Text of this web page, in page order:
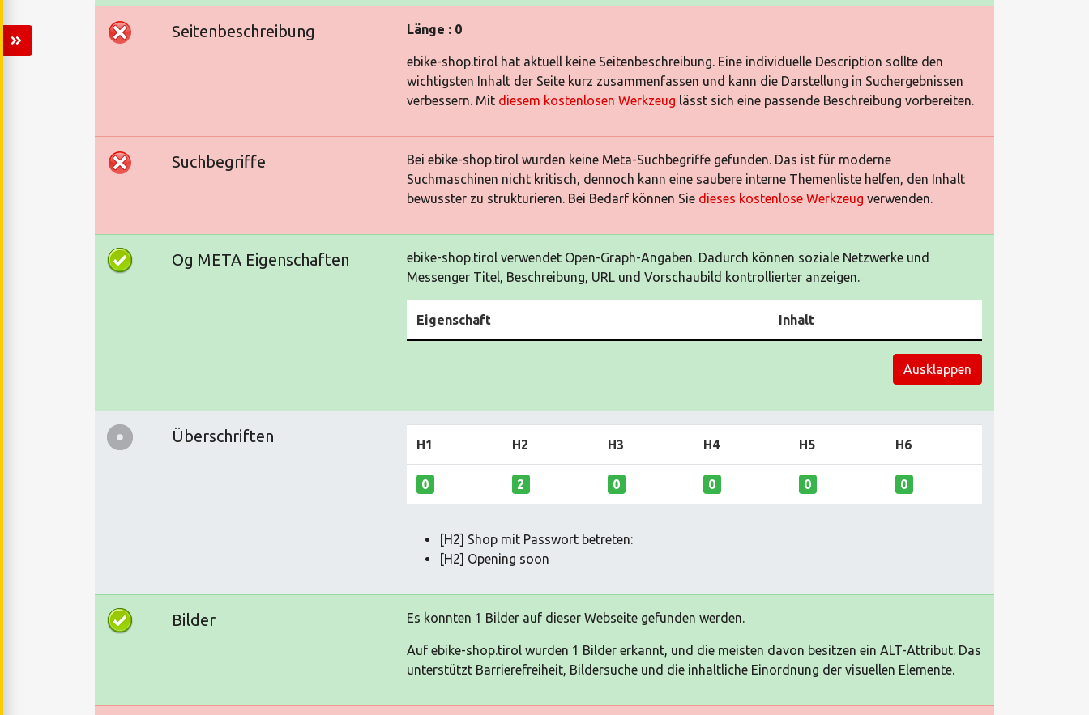
Seitenbeschreibung Länge : 0
ebike-shop.tirol hat aktuell keine Seitenbeschreibung. Eine individuelle Description sollte den
wichtigsten Inhalt der Seite kurz zusammenfassen und kann die Darstellung in Suchergebnissen
verbessern. Mit diesem kostenlosen Werkzeug lässt sich eine passende Beschreibung vorbereiten.
Suchbegriffe
Bei ebike-shop.tirol wurden keine Meta-Suchbegriffe gefunden. Das ist für moderne
Suchmaschinen nicht kritisch, dennoch kann eine saubere interne Themenliste helfen, den Inhalt
bewusster zu strukturieren. Bei Bedarf können Sie dieses kostenlose Werkzeug verwenden.
Og META Eigenschaften
ebike-shop.tirol verwendet Open-Graph-Angaben. Dadurch können soziale Netzwerke und
Messenger Titel, Beschreibung, URL und Vorschaubild kontrollierter anzeigen.
Eigenschaft Inhalt
Ausklappen
Überschriften H1 H2 H3 H4 H5 H6
0 2 0 0 0 0
[H2] Shop mit Passwort betreten:
[H2] Opening soon
Bilder Es konnten 1 Bilder auf dieser Webseite gefunden werden.
Auf ebike-shop.tirol wurden 1 Bilder erkannt, und die meisten davon besitzen ein ALT-Attribut. Das
unterstützt Barrierefreiheit, Bildersuche und die inhaltliche Einordnung der visuellen Elemente.